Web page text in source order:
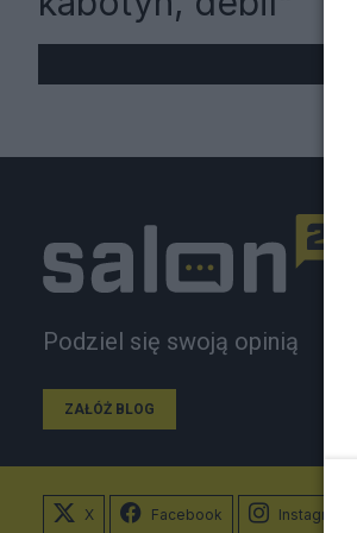
Podziel się swoją opinią
ZAŁÓŻ BLOG
X Facebook Instagram